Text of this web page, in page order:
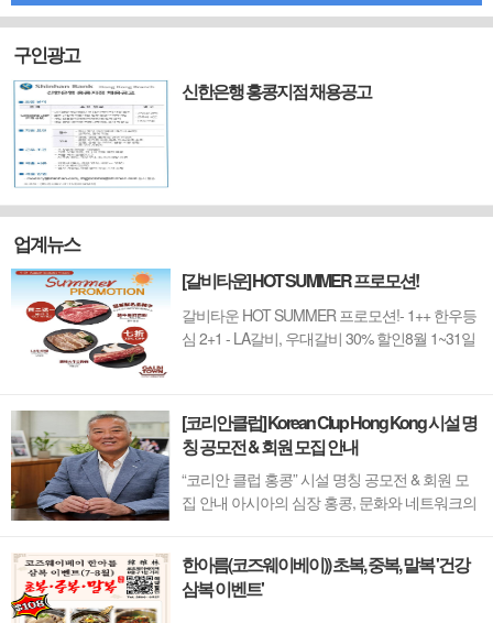
구인광고
신한은행 홍콩지점 채용공고
업계뉴스
[갈비타운] HOT SUMMER 프로모션!
갈비타운 HOT SUMMER 프로모션!- 1++ 한우등
심 2+1 - LA갈비, 우대갈비 30% 할인8월 1~31일
[코리안클럽] Korean Clup Hong Kong 시설 명
칭 공모전 & 회원 모집 안내
“코리안 클럽 홍콩” 시설 명칭 공모전 & 회원 모
집 안내 아시아의 심장 홍콩, 문화와 네트워크의
홍콩. 이 역동적인 글로벌 허브의 중심에서 한국
의 깊이 있는 문화유산과 세계적 감각을 잇는 새
한아름(코즈웨이베이)) 초복, 중복, 말복 '건강
삼복 이벤트'